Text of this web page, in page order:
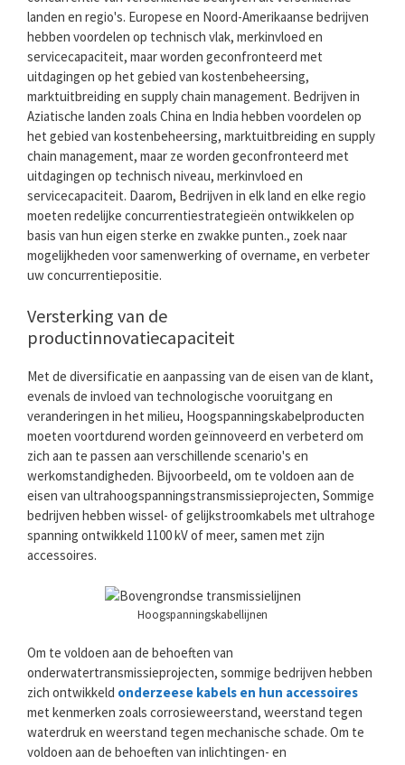
landen en regio's. Europese en Noord-Amerikaanse bedrijven
hebben voordelen op technisch vlak, merkinvloed en
servicecapaciteit, maar worden geconfronteerd met
uitdagingen op het gebied van kostenbeheersing,
marktuitbreiding en supply chain management. Bedrijven in
Aziatische landen zoals China en India hebben voordelen op
het gebied van kostenbeheersing, marktuitbreiding en supply
chain management, maar ze worden geconfronteerd met
uitdagingen op technisch niveau, merkinvloed en
servicecapaciteit. Daarom, Bedrijven in elk land en elke regio
moeten redelijke concurrentiestrategieën ontwikkelen op
basis van hun eigen sterke en zwakke punten., zoek naar
mogelijkheden voor samenwerking of overname, en verbeter
uw concurrentiepositie.
Versterking van de
productinnovatiecapaciteit
Met de diversificatie en aanpassing van de eisen van de klant,
evenals de invloed van technologische vooruitgang en
veranderingen in het milieu, Hoogspanningskabelproducten
moeten voortdurend worden geïnnoveerd en verbeterd om
zich aan te passen aan verschillende scenario's en
werkomstandigheden. Bijvoorbeeld, om te voldoen aan de
eisen van ultrahoogspanningstransmissieprojecten, Sommige
bedrijven hebben wissel- of gelijkstroomkabels met ultrahoge
spanning ontwikkeld 1100 kV of meer, samen met zijn
accessoires.
Hoogspanningskabellijnen
Om te voldoen aan de behoeften van
onderwatertransmissieprojecten, sommige bedrijven hebben
zich ontwikkeld onderzeese kabels en hun accessoires
met kenmerken zoals corrosieweerstand, weerstand tegen
waterdruk en weerstand tegen mechanische schade. Om te
voldoen aan de behoeften van inlichtingen- en